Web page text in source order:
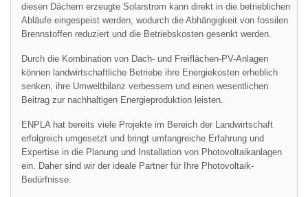
diesen Dächern erzeugte Solarstrom kann direkt in die betrieblichen
Abläufe eingespeist werden, wodurch die Abhängigkeit von fossilen
Brennstoffen reduziert und die Betriebskosten gesenkt werden.
Durch die Kombination von Dach- und Freiflächen-PV-Anlagen
können landwirtschaftliche Betriebe ihre Energiekosten erheblich
senken, ihre Umweltbilanz verbessern und einen wesentlichen
Beitrag zur nachhaltigen Energieproduktion leisten.
ENPLA hat bereits viele Projekte im Bereich der Landwirtschaft
erfolgreich umgesetzt und bringt umfangreiche Erfahrung und
Expertise in die Planung und Installation von Photovoltaikanlagen
ein. Daher sind wir der ideale Partner für Ihre Photovoltaik-
Bedürfnisse.